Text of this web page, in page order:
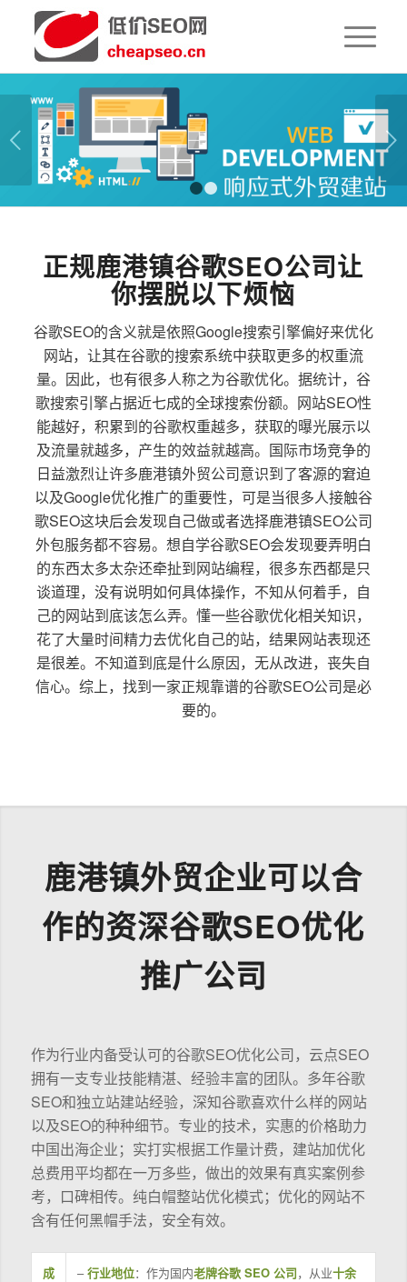
下一页
1 2
正规鹿港镇谷歌SEO公司让
你摆脱以下烦恼
谷歌SEO的含义就是依照Google搜索引擎偏好来优化
网站，让其在谷歌的搜索系统中获取更多的权重流
量。因此，也有很多人称之为谷歌优化。据统计，谷
歌搜索引擎占据近七成的全球搜索份额。网站SEO性
能越好，积累到的谷歌权重越多，获取的曝光展示以
及流量就越多，产生的效益就越高。国际市场竞争的
日益激烈让许多鹿港镇外贸公司意识到了客源的窘迫
以及Google优化推广的重要性，可是当很多人接触谷
歌SEO这块后会发现自己做或者选择鹿港镇SEO公司
外包服务都不容易。想自学谷歌SEO会发现要弄明白
的东西太多太杂还牵扯到网站编程，很多东西都是只
谈道理，没有说明如何具体操作，不知从何着手，自
己的网站到底该怎么弄。懂一些谷歌优化相关知识，
花了大量时间精力去优化自己的站，结果网站表现还
是很差。不知道到底是什么原因，无从改进，丧失自
信心。综上，找到一家正规靠谱的谷歌SEO公司是必
要的。
鹿港镇外贸企业可以合
作的资深谷歌SEO优化
推广公司
作为行业内备受认可的谷歌SEO优化公司，云点SEO
拥有一支专业技能精湛、经验丰富的团队。多年谷歌
SEO和独立站建站经验，深知谷歌喜欢什么样的网站
以及SEO的种种细节。专业的技术，实惠的价格助力
中国出海企业；实打实根据工作量计费，建站加优化
总费用平均都在一万多些，做出的效果有真实案例参
考，口碑相传。纯白帽整站优化模式；优化的网站不
含有任何黑帽手法，安全有效。
成
–行业地位：作为国内老牌谷歌 SEO 公司，从业十余